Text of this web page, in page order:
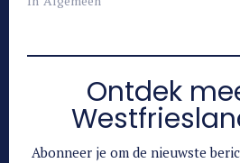
Ontdek
Abonneer je om de nieuwste